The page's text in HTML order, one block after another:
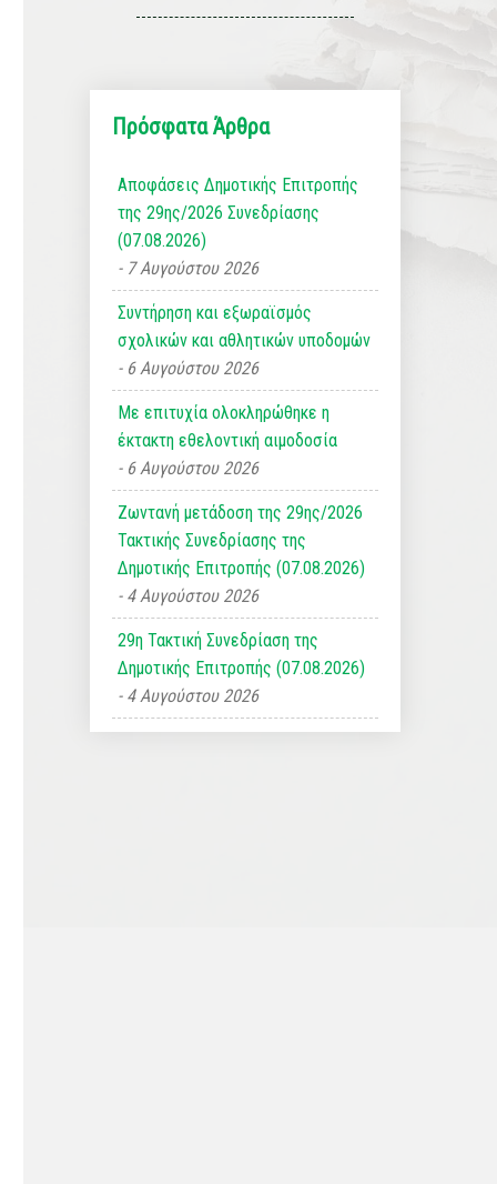
Πρόσφατα Άρθρα
Αποφάσεις Δημοτικής Επιτροπής
της 29ης/2026 Συνεδρίασης
(07.08.2026)
7 Αυγούστου 2026
Συντήρηση και εξωραϊσμός
σχολικών και αθλητικών υποδομών
6 Αυγούστου 2026
Με επιτυχία ολοκληρώθηκε η
έκτακτη εθελοντική αιμοδοσία
6 Αυγούστου 2026
Ζωντανή μετάδοση της 29ης/2026
Τακτικής Συνεδρίασης της
Δημοτικής Επιτροπής (07.08.2026)
4 Αυγούστου 2026
29η Τακτική Συνεδρίαση της
Δημοτικής Επιτροπής (07.08.2026)
4 Αυγούστου 2026